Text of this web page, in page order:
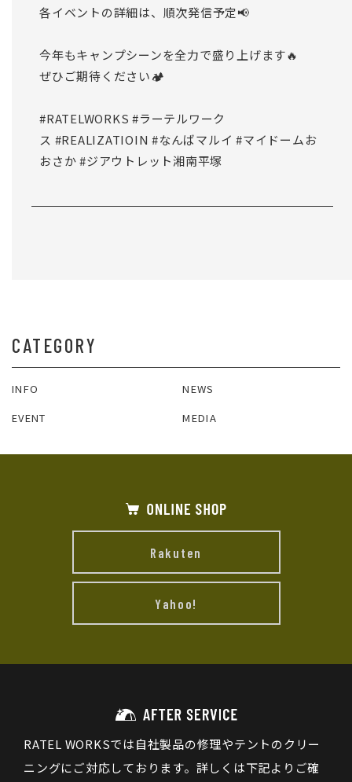
各イベントの詳細は、順次発信予定📢
今年もキャンプシーンを全力で盛り上げます🔥
ぜひご期待ください🏕️
#RATELWORKS #ラーテルワーク
ス #REALIZATIOIN #なんばマルイ #マイドームお
おさか#ジアウトレット湘南平塚
CATEGORY
INFO
NEWS
EVENT
MEDIA
Rakuten
Yahoo!
RATEL WORKSでは自社製品の修理やテントのクリー
ニングにご対応しております。詳しくは下記よりご確